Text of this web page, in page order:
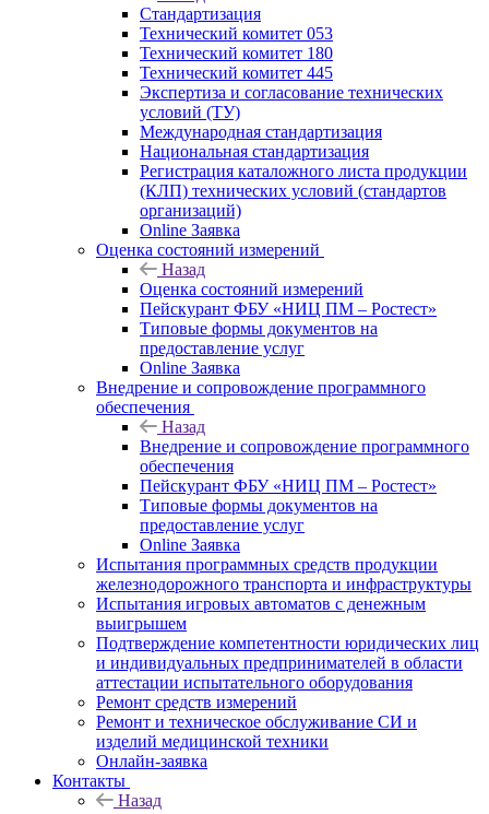
Стандартизация
Технический комитет 053
Технический комитет 180
Технический комитет 445
Экспертиза и согласование технических
условий (ТУ)
Международная стандартизация
Национальная стандартизация
Регистрация каталожного листа продукции
(КЛП) технических условий (стандартов
организаций)
Online Заявка
Оценка состояний измерений
Назад
Оценка состояний измерений
Пейскурант ФБУ «НИЦ ПМ – Ростест»
Типовые формы документов на
предоставление услуг
Online Заявка
Внедрение и сопровождение программного
обеспечения
Назад
Внедрение и сопровождение программного
обеспечения
Пейскурант ФБУ «НИЦ ПМ – Ростест»
Типовые формы документов на
предоставление услуг
Online Заявка
Испытания программных средств продукции
железнодорожного транспорта и инфраструктуры
Испытания игровых автоматов с денежным
выигрышем
Подтверждение компетентности юридических лиц
и индивидуальных предпринимателей в области
аттестации испытательного оборудования
Ремонт средств измерений
Ремонт и техническое обслуживание СИ и
изделий медицинской техники
Онлайн-заявка
Контакты
Назад